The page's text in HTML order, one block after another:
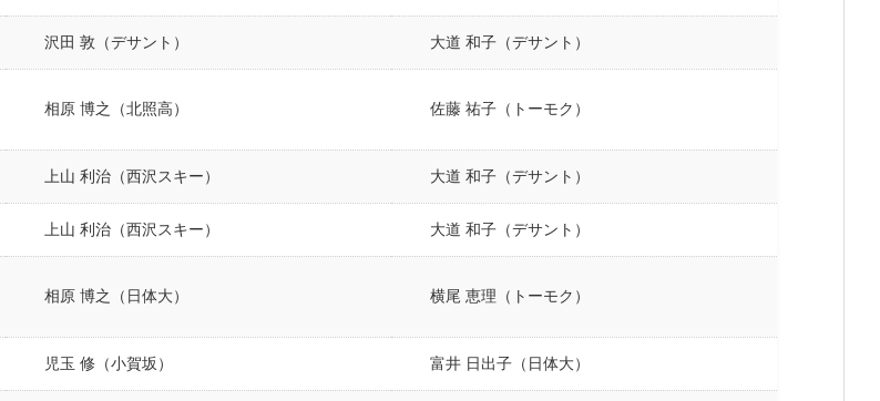
沢田 敦（デサント） 大道 和子（デサント）
相原 博之（北照高） 佐藤 祐子（トーモク）
上山 利治（西沢スキー） 大道 和子（デサント）
上山 利治（西沢スキー） 大道 和子（デサント）
相原 博之（日体大） 横尾 恵理（トーモク）
児玉 修（小賀坂） 富井 日出子（日体大）